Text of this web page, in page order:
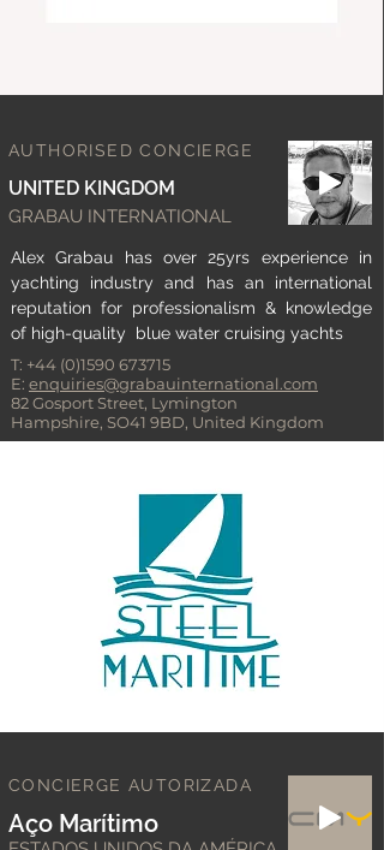
AUTHORISED CONCIERGE
UNITED KINGDOM
GRABAU INTERNATIONAL
Alex Grabau has over 25yrs experience in
yachting industry and has an international
reputation for professionalism & knowledge
of high-quality blue water cruising yachts
T: +44 (0)1590 673715
E: enquiries@grabauinternational.com
82 Gosport Street, Lymington
Hampshire, SO41 9BD, United Kingdom
CONCIERGE AUTORIZADA
Aço Marítimo